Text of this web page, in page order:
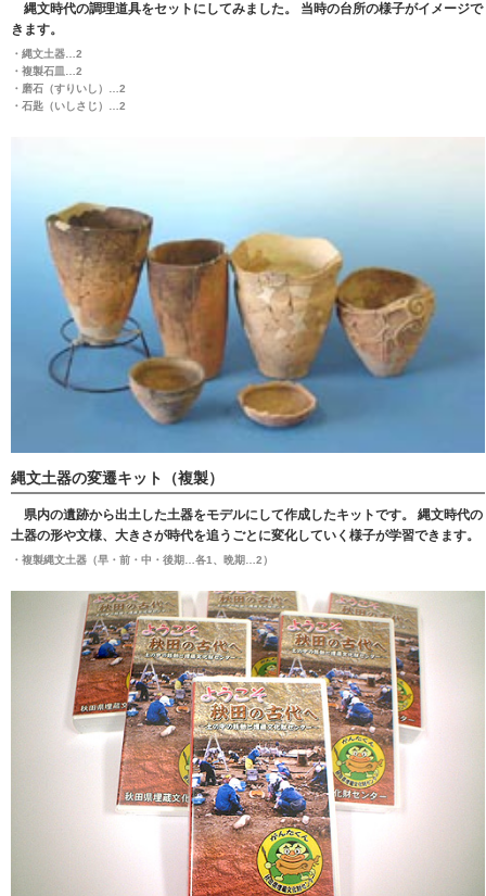
縄文時代の調理道具をセットにしてみました。 当時の台所の様子がイメージで
きます。
・縄文土器…2
・複製石皿…2
・磨石（すりいし）…2
・石匙（いしさじ）…2
縄文土器の変遷キット（複製）
県内の遺跡から出土した土器をモデルにして作成したキットです。 縄文時代の
土器の形や文様、大きさが時代を追うごとに変化していく様子が学習できます。
・複製縄文土器（早・前・中・後期…各1、晩期…2）